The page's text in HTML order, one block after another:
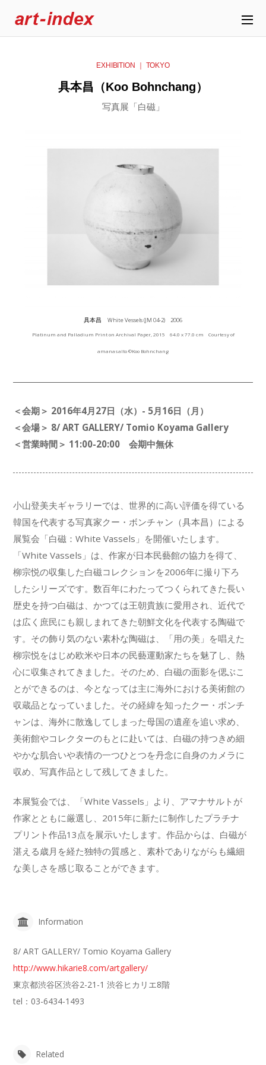
EXHIBITION ｜ TOKYO
具本昌（Koo Bohnchang）
写真展「白磁」
具本昌 White Vessels (JM 04-2) 2006
Platinum and Palladium Print on Archival Paper, 2015 64.0 x 77.0 cm Courtesy of
amanasalto ©Koo Bohnchang
＜会期＞ 2016年4月27日（水）- 5月16日（月）
＜会場＞ 8/ ART GALLERY/ Tomio Koyama Gallery
＜営業時間＞ 11:00-20:00 会期中無休
小山登美夫ギャラリーでは、世界的に高い評価を得ている
韓国を代表する写真家クー・ボンチャン（具本昌）による
展覧会「白磁：White Vassels」を開催いたします。
「White Vassels」は、作家が日本民藝館の協力を得て、
柳宗悦の収集した白磁コレクションを2006年に撮り下ろ
したシリーズです。数百年にわたってつくられてきた長い
歴史を持つ白磁は、かつては王朝貴族に愛用され、近代で
は広く庶民にも親しまれてきた朝鮮文化を代表する陶磁で
す。その飾り気のない素朴な陶磁は、「用の美」を唱えた
柳宗悦をはじめ欧米や日本の民藝運動家たちを魅了し、熱
心に収集されてきました。そのため、白磁の面影を偲ぶこ
とができるのは、今となっては主に海外における美術館の
収蔵品となっていました。その経緯を知ったクー・ボンチ
ャンは、海外に散逸してしまった母国の遺産を追い求め、
美術館やコレクターのもとに赴いては、白磁の持つきめ細
やかな肌合いや表情の一つひとつを丹念に自身のカメラに
収め、写真作品として残してきました。
本展覧会では、「White Vassels」より、アマナサルトが
作家とともに厳選し、2015年に新たに制作したプラチナ
プリント作品13点を展示いたします。作品からは、白磁が
湛える歳月を経た独特の質感と、素朴でありながらも繊細
な美しさを感じ取ることができます。
Information
8/ ART GALLERY/ Tomio Koyama Gallery
http://www.hikarie8.com/artgallery/
東京都渋谷区渋谷2-21-1 渋谷ヒカリエ8階
tel：03-6434-1493
Related